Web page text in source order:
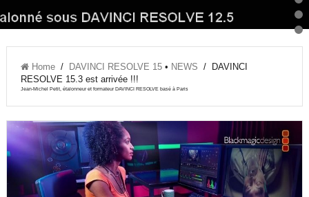
Home/ DAVINCI RESOLVE 15• NEWS /
DAVINCI
RESOLVE 15.3 est arrivée !!!
Jean-Michel Petit, étalonneur et formateur DAVINCI RESOLVE basé à Paris